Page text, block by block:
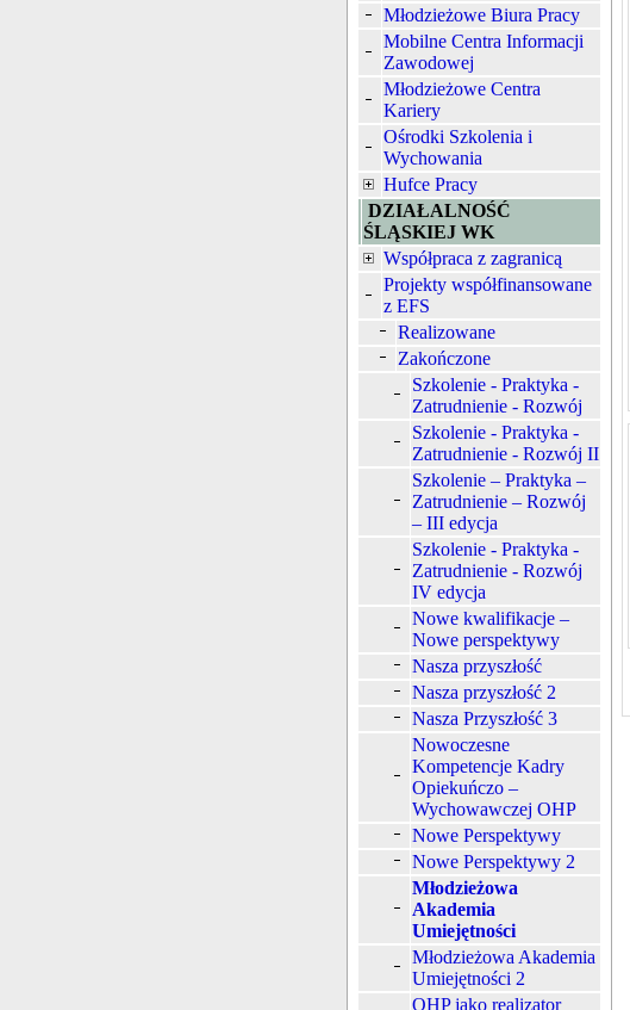
Młodzieżowe Biura Pracy
Mobilne Centra Informacji
Zawodowej
Młodzieżowe Centra
Kariery
Ośrodki Szkolenia i
Wychowania
Hufce Pracy
DZIAŁALNOŚĆ
ŚLĄSKIEJ WK
Współpraca z zagranicą
Projekty współfinansowane
z EFS
Realizowane
Zakończone
Szkolenie - Praktyka -
Zatrudnienie - Rozwój
Szkolenie - Praktyka -
Zatrudnienie - Rozwój II
Szkolenie – Praktyka –
Zatrudnienie – Rozwój
– III edycja
Szkolenie - Praktyka -
Zatrudnienie - Rozwój
IV edycja
Nowe kwalifikacje –
Nowe perspektywy
Nasza przyszłość
Nasza przyszłość 2
Nasza Przyszłość 3
Nowoczesne
Kompetencje Kadry
Opiekuńczo –
Wychowawczej OHP
Nowe Perspektywy
Nowe Perspektywy 2
Młodzieżowa
Akademia
Umiejętności
Młodzieżowa Akademia
Umiejętności 2
OHP jako realizator